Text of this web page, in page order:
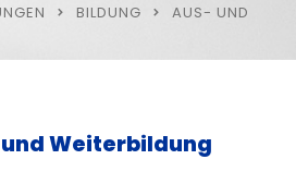
BILDUNG
AUS- UND
Weiterbildung